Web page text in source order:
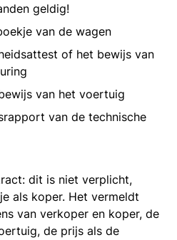
geldig!
van de wagen
of het bewijs van
van het voertuig
van de technische
dit is niet verplicht,
als koper. Het vermeldt
van verkoper en koper, de
de prijs als de